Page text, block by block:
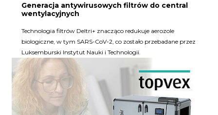
Generacja antywirusowych filtrów do central
wentylacyjnych
Technologia filtrów Deltri+ znacząco redukuje aerozole
biologiczne, w tym SARS-CoV-2, co zostało przebadane przez
Luksemburski Instytut Nauki i Technologii.